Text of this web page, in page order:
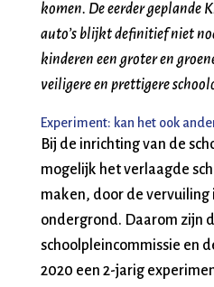
komen. De eerder geplande
auto’s blijkt definitief niet
kinderen een groter en
veiligere en prettigere
Experiment: kan het ook
Bij de inrichting van de
mogelijk het verlaagde
maken, door de vervuiling
ondergrond. Daarom zijn
schoolpleincommissie en
2020 een 2-jarig